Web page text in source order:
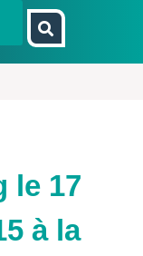
le 17
à la